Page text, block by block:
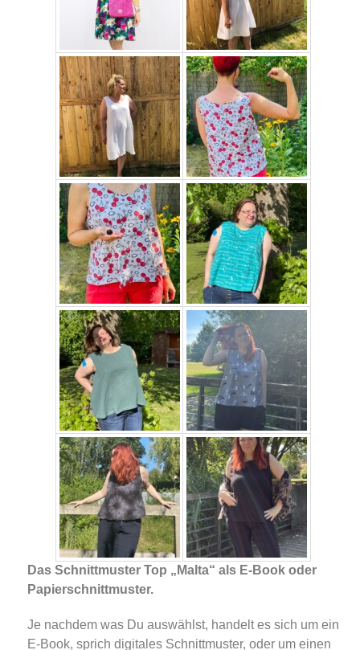
Das Schnittmuster Top „Malta“ als E-Book oder
Papierschnittmuster.
Je nachdem was Du auswählst, handelt es sich um ein
E-Book, sprich digitales Schnittmuster, oder um einen